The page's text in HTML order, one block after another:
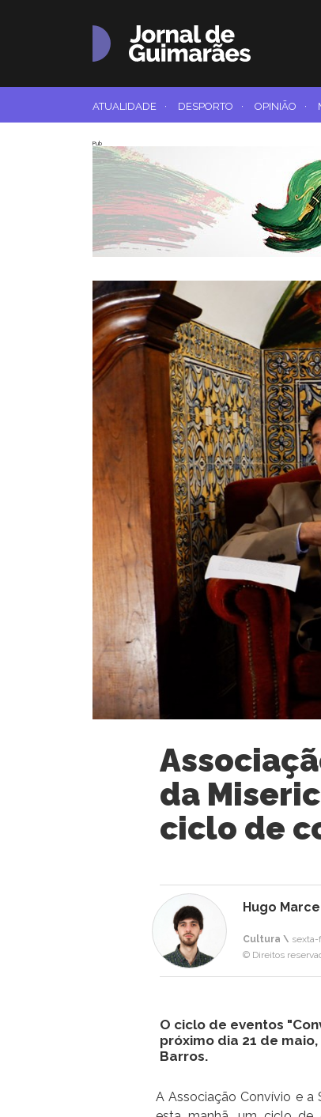
ATUALIDADE · DESPORTO · OPINIÃO ·
Pub
da
ciclo de
Hugo
Cultura \ sexta-
© Direitos
O ciclo de eventos
próximo dia 21 de
Barros.
A Associação Convívio e a